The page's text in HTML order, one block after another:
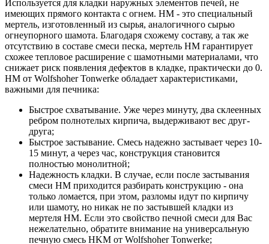
Используется для кладки наружных элементов печей, не
имеющих прямого контакта с огнем. HM - это специальный
мертель, изготовленный из сырья, аналогичного сырью
огнеупорного шамота. Благодаря схожему составу, а так же
отсутствию в составе смеси песка, мертель HM гарантирует
схожее тепловое расширение с шамотными материалами, что
снижает риск появления дефектов в кладке, практически до 0.
HM от Wolfshoher Tonwerke обладает характеристиками,
важными для печника:
Быстрое схватывание. Уже через минуту, два склеенных
ребром полнотелых кирпича, выдерживают вес друг-
друга;
Быстрое застывание. Смесь надежно застывает через 10-
15 минут, а через час, конструкция становится
полностью монолитной;
Надежность кладки. В случае, если после застывания
смеси HM приходится разбирать конструкцию - она
только ломается, при этом, разломы идут по кирпичу
или шамоту, но никак не по застывшей кладки из
мертеля HM. Если это свойство печной смеси для Вас
нежелательно, обратите внимание на универсальную
печную смесь HKM от Wolfshoher Tonwerke;